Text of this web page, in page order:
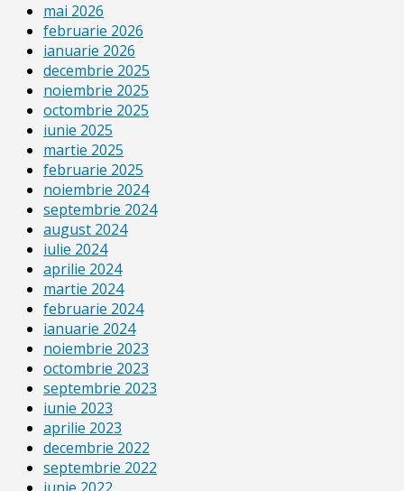
mai 2026
februarie 2026
ianuarie 2026
decembrie 2025
noiembrie 2025
octombrie 2025
iunie 2025
martie 2025
februarie 2025
noiembrie 2024
septembrie 2024
august 2024
iulie 2024
aprilie 2024
martie 2024
februarie 2024
ianuarie 2024
noiembrie 2023
octombrie 2023
septembrie 2023
iunie 2023
aprilie 2023
decembrie 2022
septembrie 2022